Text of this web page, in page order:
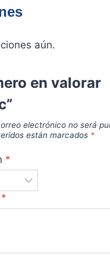
aún.
en valorar
electrónico no será
están marcados *
*
*